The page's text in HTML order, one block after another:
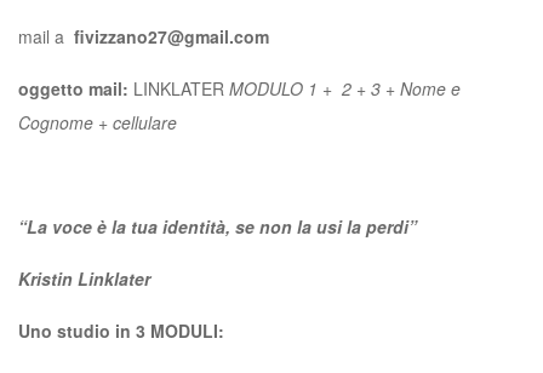
mail a fivizzano27@gmail.com
oggetto mail: LINKLATER MODULO 1 + 2 + 3 + Nome e
Cognome + cellulare
“La voce è la tua identità, se non la usi la perdi”
Kristin Linklater
Uno studio in 3 MODULI: